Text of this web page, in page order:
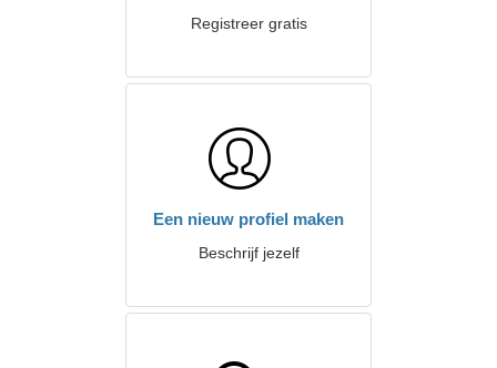
Registreer gratis
Een nieuw profiel maken
Beschrijf jezelf